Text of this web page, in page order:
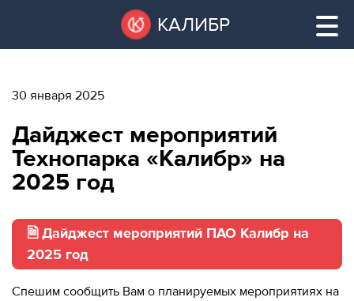
все
к
ВАКАНТНЫЕ ПЛОЩАДИ
АРЕНДА ПОМЕЩЕНИЙ
КОНФЕРЕНЦ-ЗАЛЫ
КАЛИБР
ПЛОЩАДИ
ТЕХНОПАРК
КОНФЕРЕНЦ-
ЗАЛЫ
НОВОСТИ
30 января 2025
Дайджест мероприятий
Технопарка «Калибр» на
2025 год
🗎 Дайджест мероприятий ПАО Калибр на
2025 год
Спешим сообщить Вам о планируемых мероприятиях на